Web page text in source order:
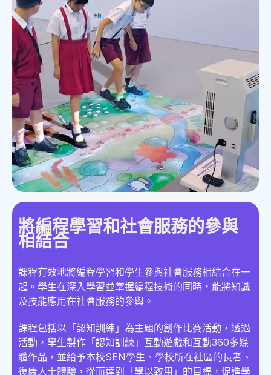
將編程學習和社會服務的參與
相結合
課程有效地將編程學習和學生參與社會服務相結合在一
起。學生在深入學習並掌握編程技術的同時，能將知識
及技能應用在社會服務的參與。
課程包括以「認知訓練」為主題的創作比賽活動，透過
活動，學生製作「認知訓練」互動遊戲和互動360多媒
體作品，並給予本校SEN學生、學校所在社區的長者、
復康人士體驗，從而達到「學以致用」的目標，促進學